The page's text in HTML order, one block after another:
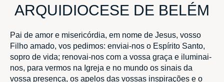
ARQUIDIOCESE DE BELÉM
Pai de amor e misericórdia, em nome de Jesus, vosso
Filho amado, vos pedimos: enviai-nos o Espírito Santo,
sopro de vida; renovai-nos com a vossa graça e iluminai-
nos, para vermos na Igreja e no mundo os sinais da
vossa presença, os apelos das vossas inspirações e o